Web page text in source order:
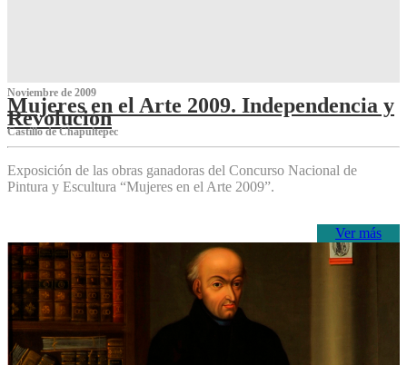
Noviembre de 2009
Mujeres en el Arte 2009. Independencia y
Revolución
Castillo de Chapultepec
Exposición de las obras ganadoras del Concurso Nacional de
Pintura y Escultura “Mujeres en el Arte 2009”.
Ver más